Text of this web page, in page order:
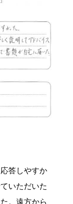
答しやすか
いただいた
。遠方から